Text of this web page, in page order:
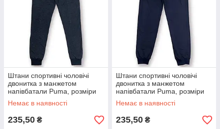
Штани спортивні чоловічі
двонитка з манжетом
напівбатали Puma, розміри
50-58, темно-сірі, 2201
Немає в наявності
235,50 ₴
Штани спортивні чоловічі
двонитка з манжетом
напівбатали Puma, розміри
50-58, темно-сині, 2201
Немає в наявності
235,50 ₴